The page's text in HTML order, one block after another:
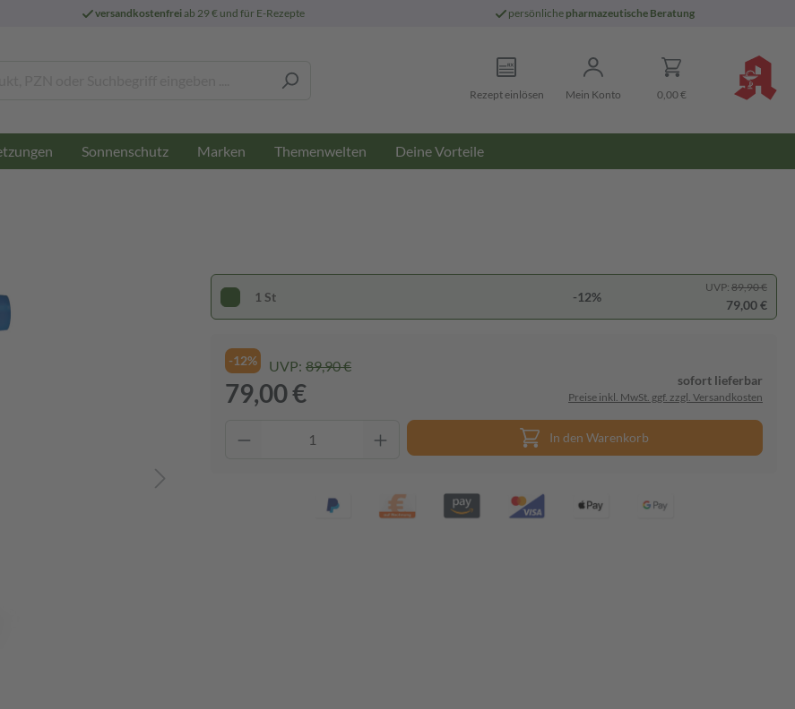
versandkostenfreiab 29 € und für E-Rezepte persönliche pharmazeutische Beratung
Rezept einlösen Mein Konto 0,00 €
Sonnenschutz Marken Themenwelten Deine Vorteile
1 St -12%
UVP: 89,90 €
79,00 €
-12% UVP: 89,90 €
79,00 € sofort lieferbar
Preise inkl. MwSt. ggf. zzgl. Versandkosten
In den Warenkorb